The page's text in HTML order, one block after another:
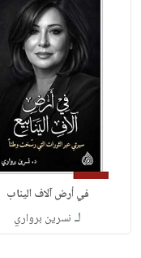
في أرض آلاف اليناب
لـ نسرين برواري